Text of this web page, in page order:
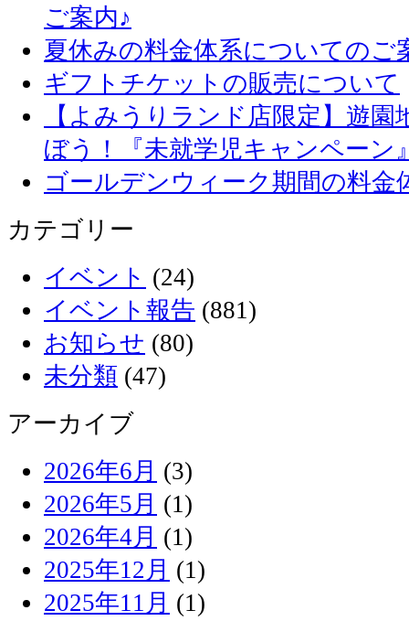
ご案内♪
夏休みの料金体系についてのご
ギフトチケットの販売について
【よみうりランド店限定】遊
ぼう！『未就学児キャンペーン
ゴールデンウィーク期間の料金
カテゴリー
イベント (24)
イベント報告 (881)
お知らせ (80)
未分類 (47)
アーカイブ
2026年6月 (3)
2026年5月 (1)
2026年4月 (1)
2025年12月 (1)
2025年11月 (1)